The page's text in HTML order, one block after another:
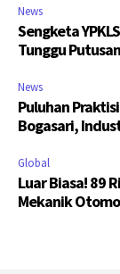
News
Sengketa
Tunggu
News
Puluhan
Bogasari,
Global
Luar Biasa! 89
Mekanik